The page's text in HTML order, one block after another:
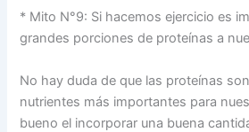
* Mito N°9: Si hacemos ejercicio es
grandes porciones de proteínas a
No hay duda de que las proteínas
nutrientes más importantes para
bueno el incorporar una buena